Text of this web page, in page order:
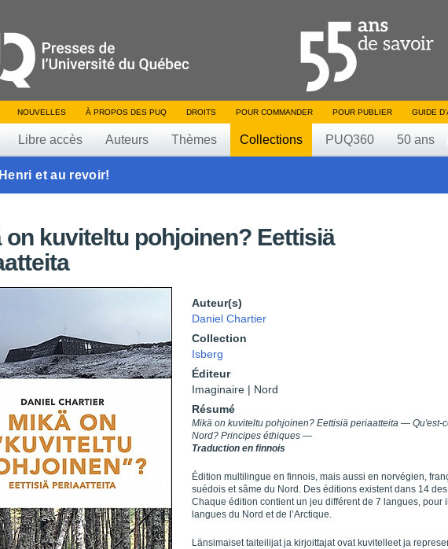
NOUVELLES À PROPOS DES PUQ DROITS POUR COMMANDER POUR PUBLIER GUIDE
Libre accès Auteurs Thèmes Collections PUQ360 50 ans
et au revoir!
on kuviteltu pohjoinen? Eettisiä
Auteur(s)
Daniel Chartier
Collection
Isberg
Éditeur
Imaginaire | Nord
Résumé
Mikä on kuviteltu pohjoinen? Eettisiä periaatteita — Qu'est-
Nord? Principes éthiques —
Traduction en finnois
Édition multilingue en finnois, mais aussi en norvégien,
suédois et sâme du Nord. Des éditions existent dans 14
Chaque édition contient un jeu différent de 7 langues, pour
langues du Nord et de l’Arctique.
Länsimaiset taiteilijat ja kirjoittajat ovat kuvitelleet ja